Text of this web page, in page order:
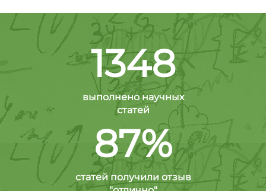
1348
выполнено научных
статей
87%
статей получили отзыв